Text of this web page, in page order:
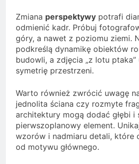
Zmiana perspektywy potrafi
odmienić kadr. Próbuj
góry, a nawet z poziomu ziemi.
podkreślą dynamikę obiektów
budowli, a zdjęcia „z lotu ptaka”
symetrię przestrzeni.
Warto również zwrócić uwagę
jednolita ściana czy rozmyte
architektury mogą dodać głębi i
pierwszoplanowy element.
wzorów i nadmiaru detali, które
od motywu głównego.